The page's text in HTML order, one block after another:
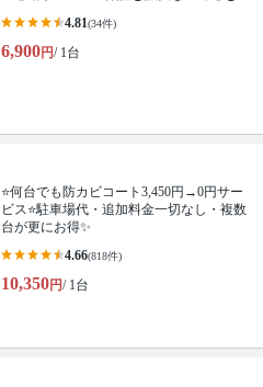
4.81(34件)
6,900円/ 1台
⭐何台でも防カビコート3,450円→0円サー
ビス⭐駐車場代・追加料金一切なし・複数
台が更にお得✨
4.66(818件)
10,350円/ 1台